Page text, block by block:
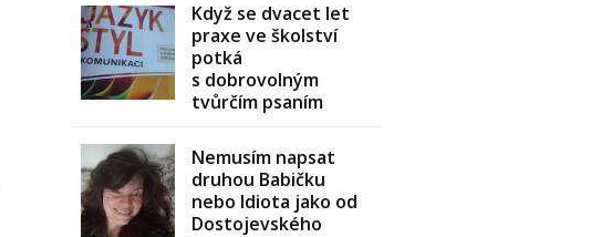
Když se dvacet let
praxe ve školství
potká
s dobrovolným
tvůrčím psaním
Nemusím napsat
druhou Babičku
nebo Idiota jako od
Dostojevského